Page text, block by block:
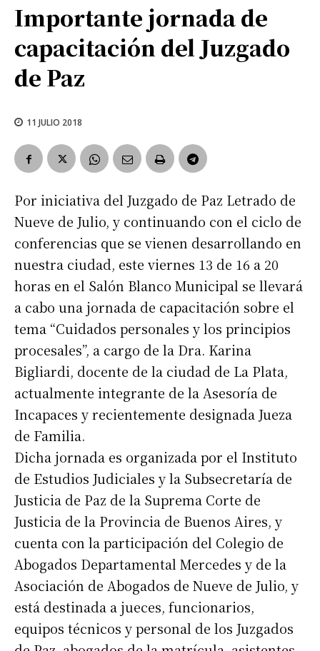
Importante jornada de
capacitación del Juzgado
de Paz
11 JULIO 2018
Por iniciativa del Juzgado de Paz Letrado de
Nueve de Julio, y continuando con el ciclo de
conferencias que se vienen desarrollando en
nuestra ciudad, este viernes 13 de 16 a 20
horas en el Salón Blanco Municipal se llevará
a cabo una jornada de capacitación sobre el
tema “Cuidados personales y los principios
procesales”, a cargo de la Dra. Karina
Bigliardi, docente de la ciudad de La Plata,
actualmente integrante de la Asesoría de
Incapaces y recientemente designada Jueza
de Familia.
Dicha jornada es organizada por el Instituto
de Estudios Judiciales y la Subsecretaría de
Justicia de Paz de la Suprema Corte de
Justicia de la Provincia de Buenos Aires, y
cuenta con la participación del Colegio de
Abogados Departamental Mercedes y de la
Asociación de Abogados de Nueve de Julio, y
está destinada a jueces, funcionarios,
equipos técnicos y personal de los Juzgados